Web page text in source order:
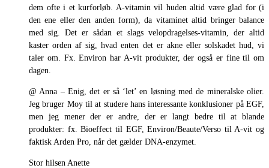
dem ofte i et kurforløb. A-vitamin vil huden altid være glad for (i
den ene eller den anden form), da vitaminet altid bringer balance
med sig. Det er sådan et slags velopdragelses-vitamin, der altid
kaster orden af sig, hvad enten det er akne eller solskadet hud, vi
taler om. Fx. Environ har A-vit produkter, der også er fine til om
dagen.
@ Anna – Enig, det er så ‘let’ en løsning med de mineralske olier.
Jeg bruger Moy til at studere hans interessante konklusioner på EGF,
men jeg mener der er andre, der er langt bedre til at blande
produkter: fx. Bioeffect til EGF, Environ/Beaute/Verso til A-vit og
faktisk Arden Pro, når det gælder DNA-enzymet.
Stor hilsen Anette